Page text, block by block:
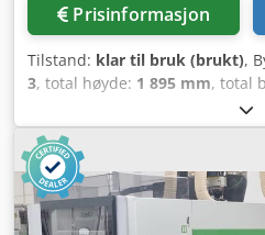
Prisinformasjon
Tilstand: klar til bruk (brukt),
3, total høyde: 1 895 mm, total
,
produktlengde (maks.):2 950
(maks.):
, Denne
WEEKE OPTIMAT BHX 055 ble
en arbeidsstykkelengde på 200
arbeidsstykke­bredde på 70 til